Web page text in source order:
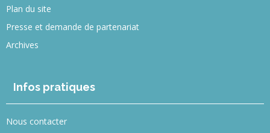
Plan du site
Presse et demande de partenariat
Archives
Infos pratiques
Nous contacter